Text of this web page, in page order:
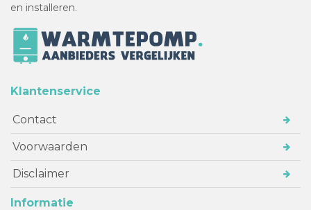
en installeren.
Klantenservice
Contact
Voorwaarden
Disclaimer
Informatie